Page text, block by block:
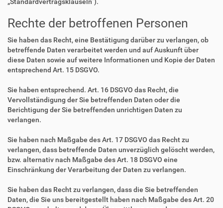
„Standardvertragsklauseln“).
Rechte der betroffenen Personen
Sie haben das Recht, eine Bestätigung darüber zu verlangen, ob
betreffende Daten verarbeitet werden und auf Auskunft über
diese Daten sowie auf weitere Informationen und Kopie der Daten
entsprechend Art. 15 DSGVO.
Sie haben entsprechend. Art. 16 DSGVO das Recht, die
Vervollständigung der Sie betreffenden Daten oder die
Berichtigung der Sie betreffenden unrichtigen Daten zu
verlangen.
Sie haben nach Maßgabe des Art. 17 DSGVO das Recht zu
verlangen, dass betreffende Daten unverzüglich gelöscht werden,
bzw. alternativ nach Maßgabe des Art. 18 DSGVO eine
Einschränkung der Verarbeitung der Daten zu verlangen.
Sie haben das Recht zu verlangen, dass die Sie betreffenden
Daten, die Sie uns bereitgestellt haben nach Maßgabe des Art. 20